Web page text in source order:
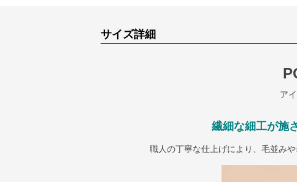
サイズ詳細
ア
繊細な細工が施
職人の丁寧な仕上げにより、毛並み